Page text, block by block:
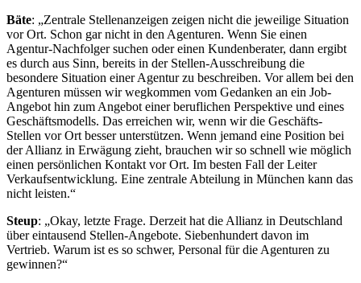
Bäte: „Zentrale Stellenanzeigen zeigen nicht die jeweilige Situation
vor Ort. Schon gar nicht in den Agenturen. Wenn Sie einen
Agentur-Nachfolger suchen oder einen Kundenberater, dann ergibt
es durch aus Sinn, bereits in der Stellen-Ausschreibung die
besondere Situation einer Agentur zu beschreiben. Vor allem bei den
Agenturen müssen wir wegkommen vom Gedanken an ein Job-
Angebot hin zum Angebot einer beruflichen Perspektive und eines
Geschäftsmodells. Das erreichen wir, wenn wir die Geschäfts-
Stellen vor Ort besser unterstützen. Wenn jemand eine Position bei
der Allianz in Erwägung zieht, brauchen wir so schnell wie möglich
einen persönlichen Kontakt vor Ort. Im besten Fall der Leiter
Verkaufsentwicklung. Eine zentrale Abteilung in München kann das
nicht leisten.“
Steup: „Okay, letzte Frage. Derzeit hat die Allianz in Deutschland
über eintausend Stellen-Angebote. Siebenhundert davon im
Vertrieb. Warum ist es so schwer, Personal für die Agenturen zu
gewinnen?“